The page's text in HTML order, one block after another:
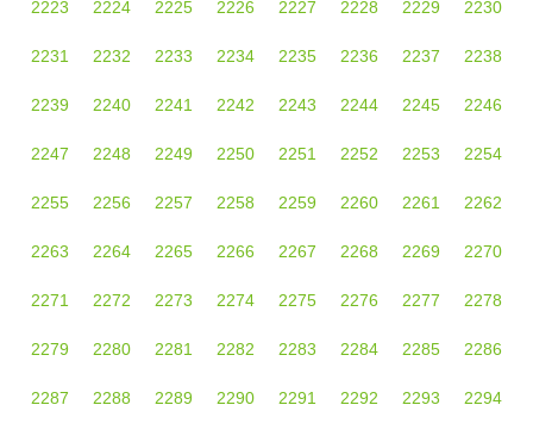
2223 2224 2225 2226 2227 2228 2229 2230
2231 2232 2233 2234 2235 2236 2237 2238
2239 2240 2241 2242 2243 2244 2245 2246
2247 2248 2249 2250 2251 2252 2253 2254
2255 2256 2257 2258 2259 2260 2261 2262
2263 2264 2265 2266 2267 2268 2269 2270
2271 2272 2273 2274 2275 2276 2277 2278
2279 2280 2281 2282 2283 2284 2285 2286
2287 2288 2289 2290 2291 2292 2293 2294